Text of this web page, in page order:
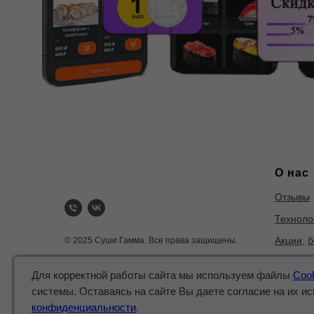
Для корректной работы сайта мы используем файлы
системы. Оставаясь на сайте Вы даете согласие на их
конфиденциальности.
© 2025 Суши Гамма. Все права защищены.
О нас
Отзывы
Акции